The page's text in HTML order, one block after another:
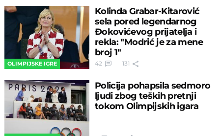
OLIMPIJSKE IGRE
Kolinda Grabar-Kitarović
sela pored legendarnog
Đokovićevog prijatelja i
rekla: "Modrić je za mene
broj 1"
42 131
Policija pohapsila sedmoro
ljudi zbog teških pretnji
tokom Olimpijskih igara